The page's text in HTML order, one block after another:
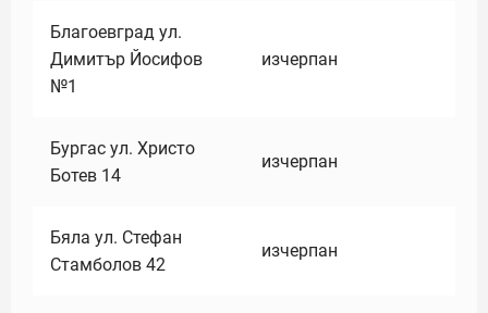
Благоевград ул.
Димитър Йосифов
№1
изчерпан
Бургас ул. Христо
Ботев 14
изчерпан
Бяла ул. Стефан
Стамболов 42
изчерпан